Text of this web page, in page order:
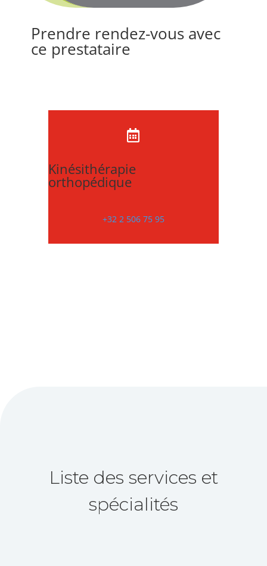
Prendre rendez-vous avec
ce prestataire

Kinésithérapie
orthopédique
+32 2 506 75 95
Liste des services et
spécialités